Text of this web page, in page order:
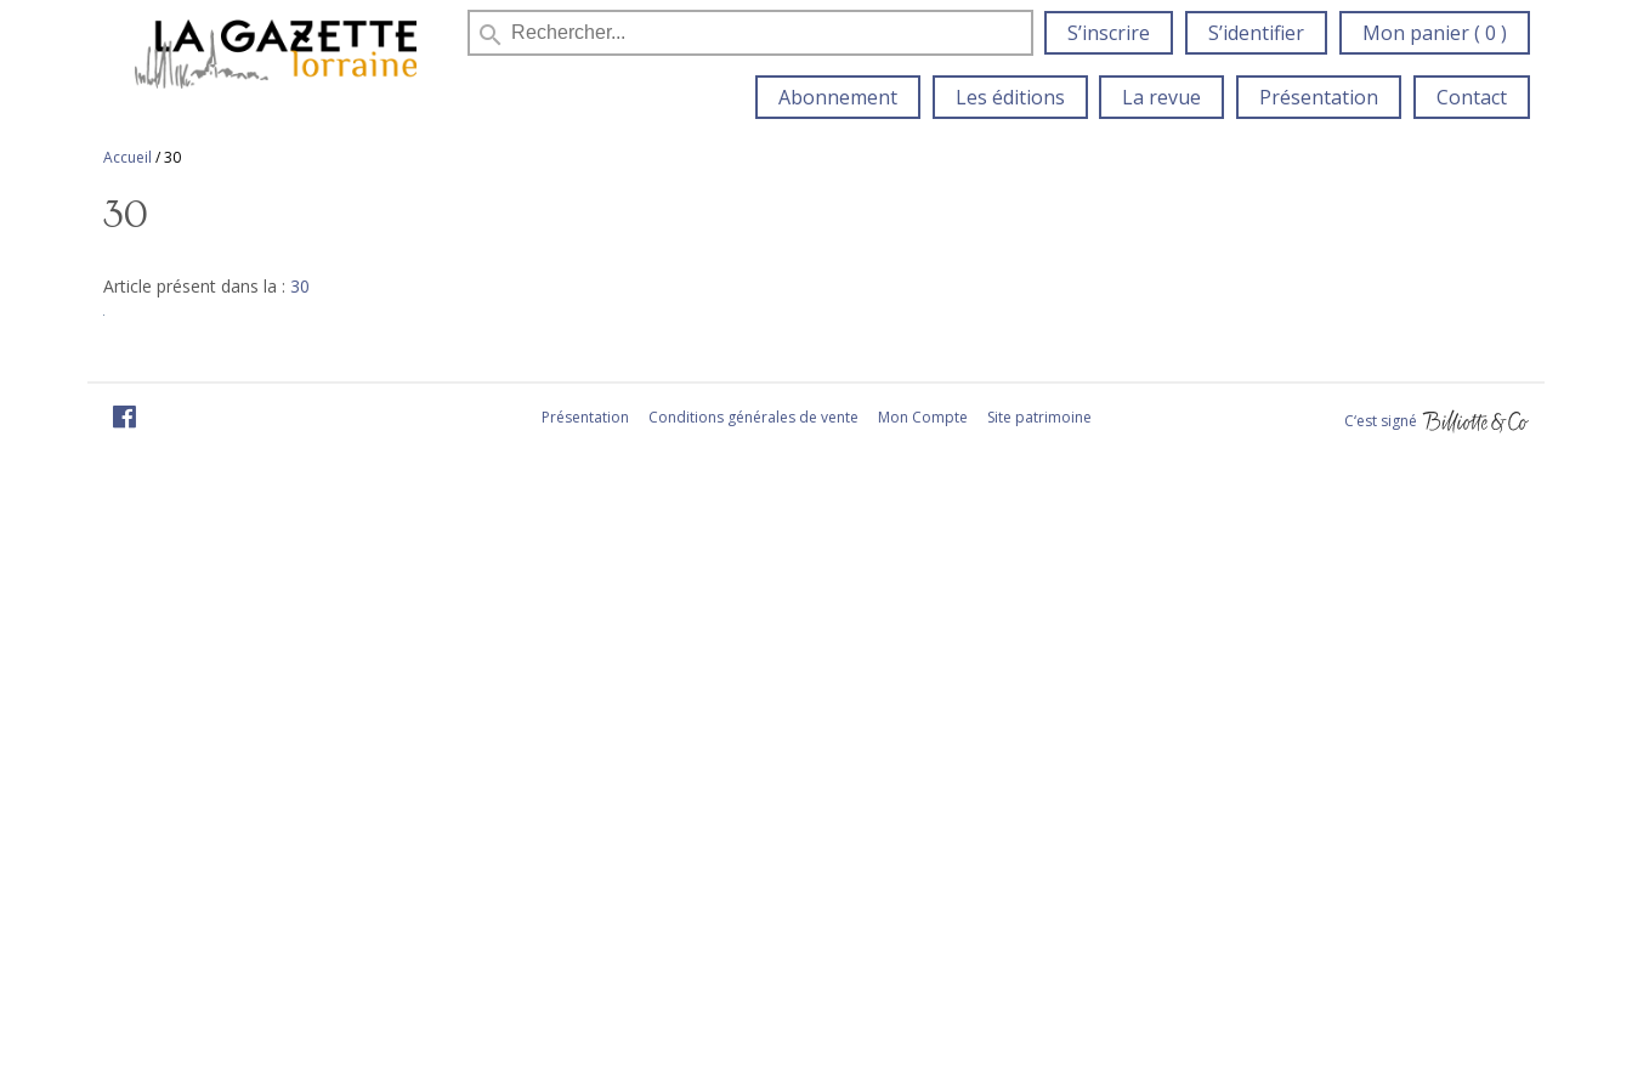
search S’inscrire S’identifier Mon panier ( 0 )
Abonnement Les éditions La revue Présentation Contact
Accueil /30
30
Article présent dans la : 30
Présentation Conditions générales de vente Mon Compte Site patrimoine C‘est signé